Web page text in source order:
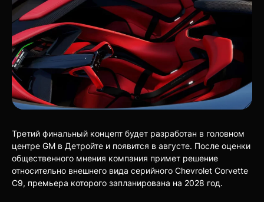
Третий финальный концепт будет разработан в головном
центре GM в Детройте и появится в августе. После оценки
общественного мнения компания примет решение
относительно внешнего вида серийного Chevrolet Corvette
C9, премьера которого запланирована на 2028 год.